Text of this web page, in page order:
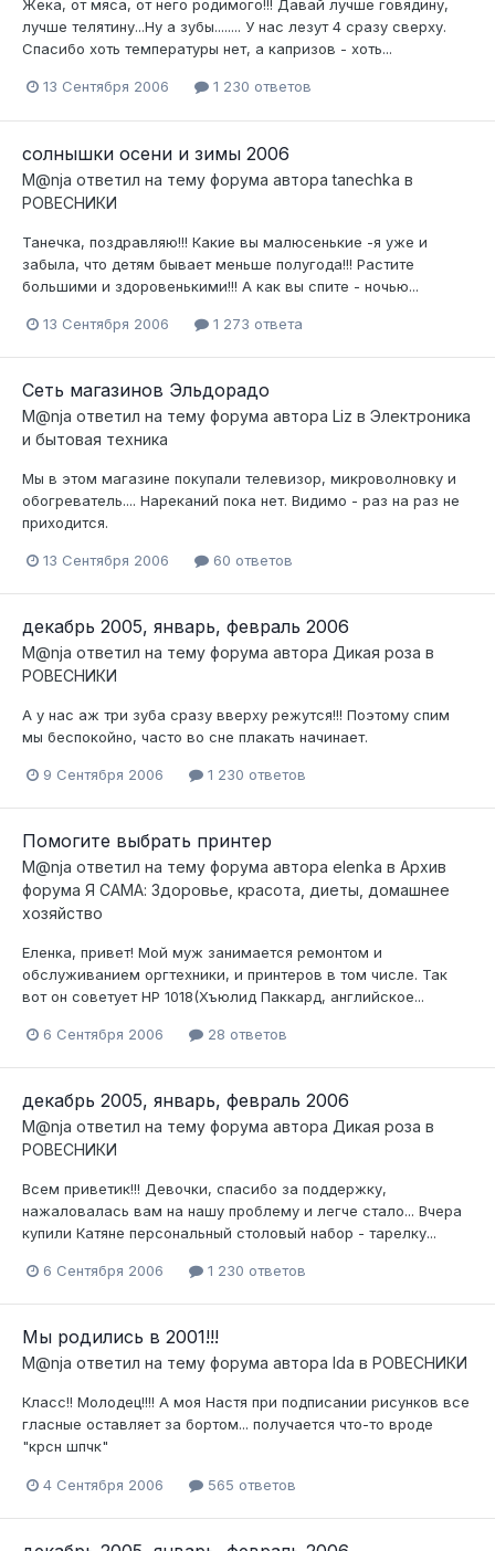
Жека, от мяса, от него родимого!!! Давай лучше говядину,
лучше телятину...Ну а зубы........ У нас лезут 4 сразу сверху.
Спасибо хоть температуры нет, а капризов - хоть...
13 Сентября 2006 1 230 ответов
солнышки осени и зимы 2006
M@nja ответил на тему форума автораtanechka в
РОВЕСНИКИ
Танечка, поздравляю!!! Какие вы малюсенькие -я уже и
забыла, что детям бывает меньше полугода!!! Растите
большими и здоровенькими!!! А как вы спите - ночью...
13 Сентября 2006 1 273 ответа
Сеть магазинов Эльдорадо
M@nja ответил на тему форума автора Liz в Электроника
и бытовая техника
Мы в этом магазине покупали телевизор, микроволновку и
обогреватель.... Нареканий пока нет. Видимо - раз на раз не
приходится.
13 Сентября 2006 60 ответов
декабрь 2005, январь, февраль 2006
M@nja ответил на тему форума автора Дикая роза в
РОВЕСНИКИ
А у нас аж три зуба сразу вверху режутся!!! Поэтому спим
мы беспокойно, часто во сне плакать начинает.
9 Сентября 2006 1 230 ответов
Помогите выбрать принтер
M@nja ответил на тему форума автора elenka в Архив
форума Я САМА: Здоровье, красота, диеты, домашнее
хозяйство
Еленка, привет! Мой муж занимается ремонтом и
обслуживанием оргтехники, и принтеров в том числе. Так
вот он советует НР 1018(Хъюлид Паккард, английское...
6 Сентября 2006 28 ответов
декабрь 2005, январь, февраль 2006
M@nja ответил на тему форума автора Дикая роза в
РОВЕСНИКИ
Всем приветик!!! Девочки, спасибо за поддержку,
нажаловалась вам на нашу проблему и легче стало... Вчера
купили Катяне персональный столовый набор - тарелку...
6 Сентября 2006 1 230 ответов
Мы родились в 2001!!!
M@nja ответил на тему форума автора Ida в РОВЕСНИКИ
Класс!! Молодец!!!! А моя Настя при подписании рисунков все
гласные оставляет за бортом... получается что-то вроде
"крсн шпчк"
4 Сентября 2006 565 ответов